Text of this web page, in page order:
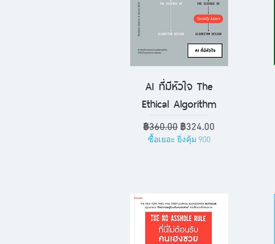
ดูข้อมูลด่วน
AI ที่มีหัวใจ The
Ethical Algorithm
ราคาปกติ
฿360.00 ราคาขายลด
฿324.00
ซื้อเยอะ ยิ่งคุ้ม 900